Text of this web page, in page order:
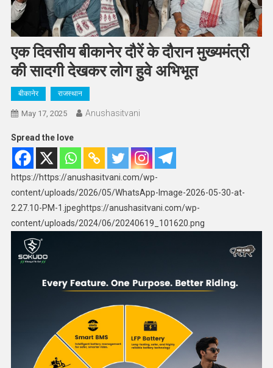
एक दिवसीय बीकानेर दौरें के दौरान मुख्यमंत्री
की सादगी देखकर लोग हुवे अभिभूत
बीकानेर राजस्थान
May 17, 2025 Anushasitvani
Spread the love
https://https://anushasitvani.com/wp-
content/uploads/2026/05/WhatsApp-Image-2026-05-30-at-
2.27.10-PM-1.jpeghttps://anushasitvani.com/wp-
content/uploads/2024/06/20240619_101620.png